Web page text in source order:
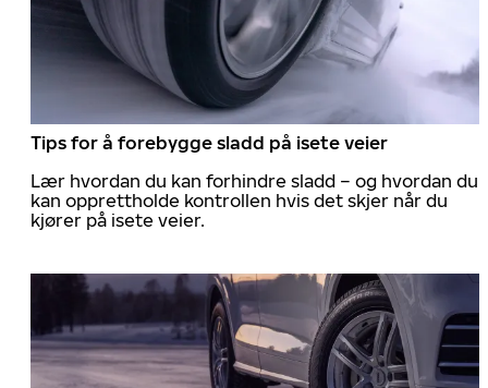
Tips for å forebygge sladd på isete veier
Lær hvordan du kan forhindre sladd – og hvordan du
kan opprettholde kontrollen hvis det skjer når du
kjører på isete veier.